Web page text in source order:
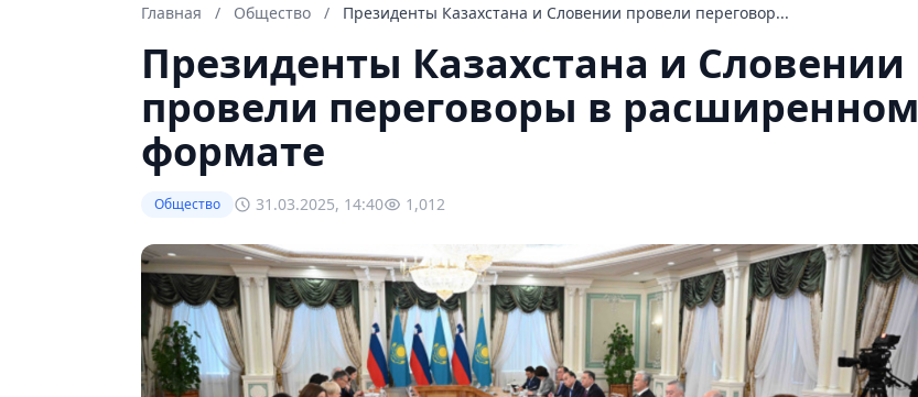
Главная / Общество / Президенты Казахстана и Словении провели переговор...
Президенты Казахстана и Словении
провели переговоры в расширенном
формате
Общество 31.03.2025, 14:40 1,012